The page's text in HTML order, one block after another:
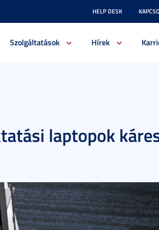
HELP DESK
Szolgáltatások Hírek
laptopok